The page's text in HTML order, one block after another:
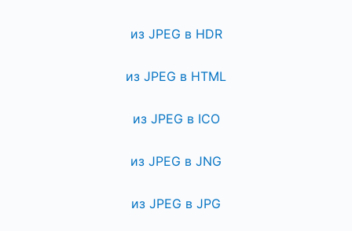
из JPEG в HDR
из JPEG в HTML
из JPEG в ICO
из JPEG в JNG
из JPEG в JPG